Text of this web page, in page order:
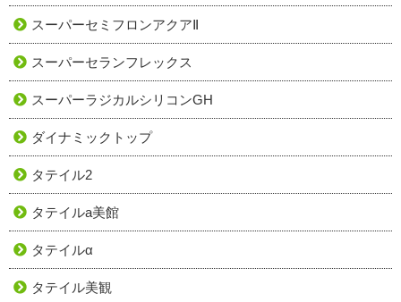
スーパーセミフロンアクアⅡ
スーパーセランフレックス
スーパーラジカルシリコンGH
ダイナミックトップ
タテイル2
タテイルa美館
タテイルα
タテイル美観